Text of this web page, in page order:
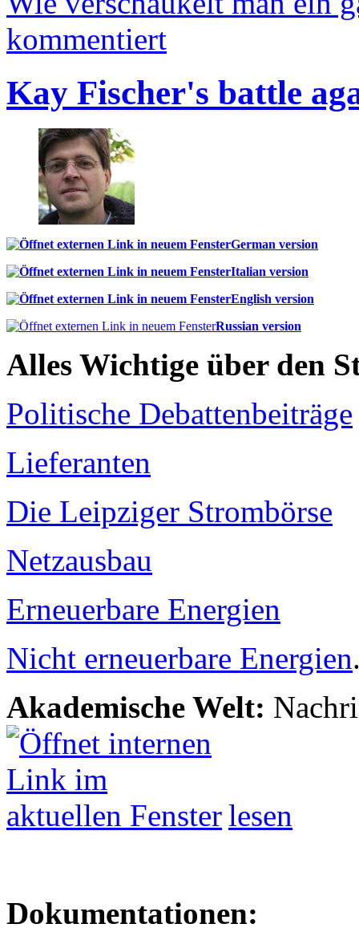
kommentiert
Kay Fischer's battle
German version
Italian version
English version
Russian version
Alles Wichtige über den
Politische Debattenbeiträge
Lieferanten
Die Leipziger Strombörse
Netzausbau
Erneuerbare Energien
Nicht erneuerbare Energien
Akademische Welt:
lesen
Dokumentationen: